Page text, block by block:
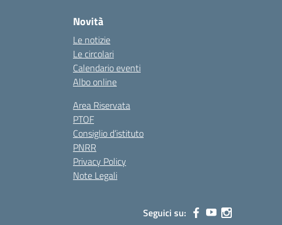
Novità
Le notizie
Le circolari
Calendario eventi
Albo online
Area Riservata
PTOF
Consiglio d’istituto
PNRR
Privacy Policy
Note Legali
Seguici su: